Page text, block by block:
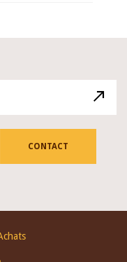
CONTACT